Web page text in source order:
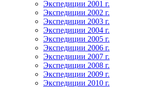
Экспедиции 2001 г.
Экспедиции 2002 г.
Экспедиции 2003 г.
Экспедиции 2004 г.
Экспедиции 2005 г.
Экспедиции 2006 г.
Экспедиции 2007 г.
Экспедиции 2008 г.
Экспедиции 2009 г.
Экспедиции 2010 г.